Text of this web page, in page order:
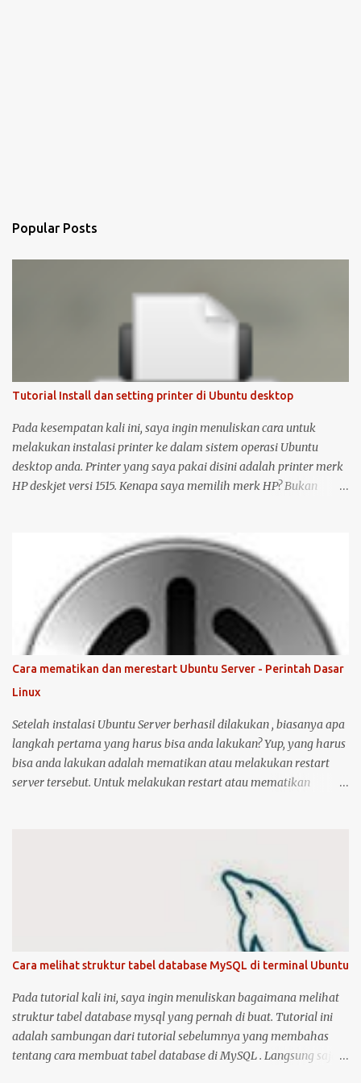
Popular Posts
Tutorial Install dan setting printer di Ubuntu desktop
Pada kesempatan kali ini, saya ingin menuliskan cara untuk
melakukan instalasi printer ke dalam sistem operasi Ubuntu
desktop anda. Printer yang saya pakai disini adalah printer merk
HP deskjet versi 1515. Kenapa saya memilih merk HP? Bukan
open source seperti Ubuntu . Langsung saja saya mulai langkah-
langkah untuk instalasi printer HP 1515 di Ubuntu desktop . Cara
ini bisa juga digunakan untuk merk printer lainnya, hanya saja
saya tidak bisa menjamin ketersediaan driver untuk sistem
operasi Linux ( Ubuntu ). Oh iya, saran saya, saat melakukan
instalasi dan setting printer, lebih baik komputer Ubuntu anda
terkoneksi dengan internet, berikut langkah-langkahnya: Colokin
keduanya. Kemudian klik logo unity di pojok kiri atas, kemudian
ketik printer, untuk masuk ke menu setting pr...
Cara mematikan dan merestart Ubuntu Server - Perintah Dasar
Linux
Setelah instalasi Ubuntu Server berhasil dilakukan , biasanya apa
langkah pertama yang harus bisa anda lakukan? Yup, yang harus
bisa anda lakukan adalah mematikan atau melakukan restart
server tersebut. Untuk melakukan restart atau mematikan
menggunakan mouse untuk melakukan restart atau shutdown
melalui antarmuka yang telah disediakan. Lalu bagaimana jika
anda menggunakan Ubuntu Server? yang notabene anda tidak
dapat menggunakan antarmuka karena hanya disediakan
console atau terminal. Ada beberapa cara untuk mematikan,
begitu juga ada dua cara untuk menjalankan perintah restart di
Ubuntu Server. Berikut cara untuk melakukan restart dan
shutdown dengan kedua metode tersebut: 1. Untuk melakukan
restart sistem operasi Ubuntu Server, anda bis...
Cara melihat struktur tabel database MySQL di terminal Ubuntu
Pada tutorial kali ini, saya ingin menuliskan bagaimana melihat
struktur tabel database mysql yang pernah di buat. Tutorial ini
adalah sambungan dari tutorial sebelumnya yang membahas
tentang cara membuat tabel database di MySQL . Langsung saja,